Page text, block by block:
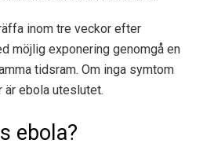
inom tre veckor efter
möjlig exponering genomgå en
tidsram. Om inga symtom
är ebola uteslutet.
ebola?